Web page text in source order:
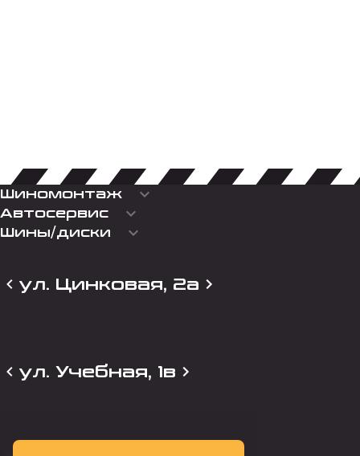
Шиномонтаж keyboard_arrow_down
Автосервис keyboard_arrow_down
Шины/диски keyboard_arrow_down
ул. Цинковая, 2а
ул. Учебная, 1в